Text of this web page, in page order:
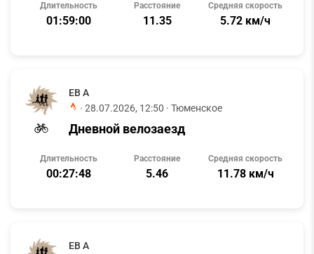
Длительность
01:59:00
Расстояние
11.35
Средняя скорость
5.72 км/ч
ЕВ А
· 28.07.2026, 12:50 · Тюменское
Дневной велозаезд
Длительность
00:27:48
Расстояние
5.46
Средняя скорость
11.78 км/ч
ЕВ А